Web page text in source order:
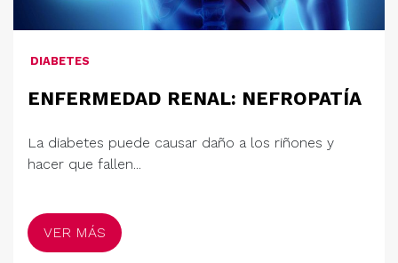
DIABETES
ENFERMEDAD RENAL: NEFROPATÍA
La diabetes puede causar daño a los riñones y
hacer que fallen...
VER MÁS